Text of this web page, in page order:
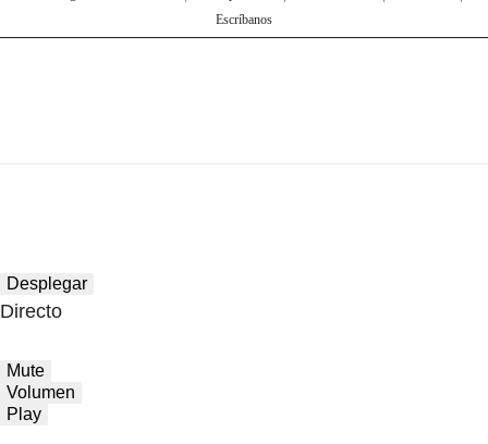
Escríbanos
Desplegar
Directo
Mute
Volumen
Play